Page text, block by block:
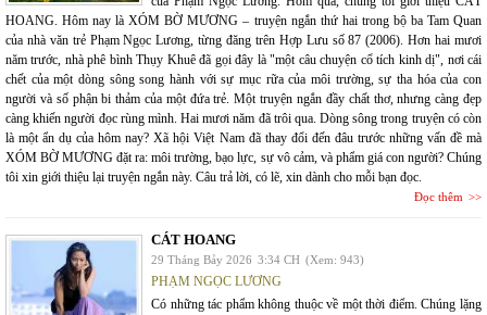
HOANG. Hôm nay là XÓM BỜ MƯƠNG – truyện ngắn thứ hai trong bộ ba Tam Quan
của nhà văn trẻ Phạm Ngọc Lương, từng đăng trên Hợp Lưu số 87 (2006). Hơn hai mươi
năm trước, nhà phê bình Thụy Khuê đã gọi đây là "một câu chuyện cổ tích kinh dị", nơi cái
chết của một dòng sông song hành với sự mục rữa của môi trường, sự tha hóa của con
người và số phận bi thảm của một đứa trẻ. Một truyện ngắn đầy chất thơ, nhưng càng đẹp
càng khiến người đọc rùng mình. Hai mươi năm đã trôi qua. Dòng sông trong truyện có còn
là một ẩn dụ của hôm nay? Xã hội Việt Nam đã thay đổi đến đâu trước những vấn đề mà
XÓM BỜ MƯƠNG đặt ra: môi trường, bạo lực, sự vô cảm, và phẩm giá con người? Chúng
tôi xin giới thiệu lại truyện ngắn này. Câu trả lời, có lẽ, xin dành cho mỗi bạn đọc.
Đọc thêm
CÁT HOANG
29 Tháng Bảy 2026 3:34 CH (Xem: 943)
PHẠM NGỌC LƯƠNG
Có những tác phẩm không thuộc về một thời điểm. Chúng lặng